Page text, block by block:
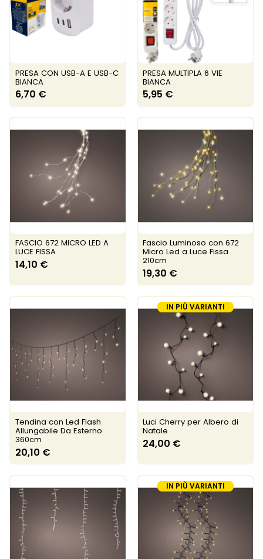
PRESA CON USB-A E USB-C
BIANCA
6,70 €
PRESA MULTIPLA 6 VIE
BIANCA
5,95 €
FASCIO 672 MICRO LED A
LUCE FISSA
14,10 €
Fascio Luminoso con 672
Micro Led a Luce Fissa
210cm
19,30 €
Tendina con Led Flash
Allungabile Da Esterno
360cm
20,10 €
IN PIÙ VARIANTI
Luci Cherry per Albero di
Natale
24,00 €
IN PIÙ VARIANTI